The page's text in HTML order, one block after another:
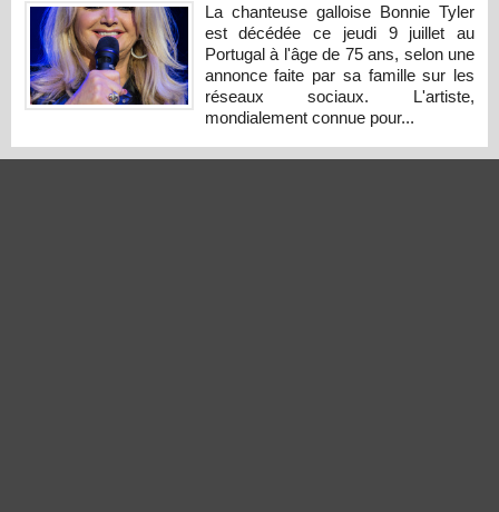
La chanteuse galloise Bonnie Tyler
est décédée ce jeudi 9 juillet au
Portugal à l'âge de 75 ans, selon une
annonce faite par sa famille sur les
réseaux sociaux. L'artiste,
mondialement connue pour...